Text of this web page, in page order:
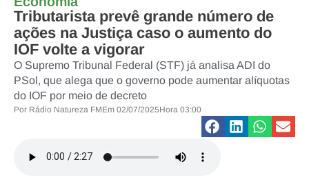
Tributarista prevê grande número de
ações na Justiça caso o aumento do
IOF volte a vigorar
O Supremo Tribunal Federal (STF) já analisa ADI do
PSol, que alega que o governo pode aumentar alíquotas
do IOF por meio de decreto
Por Rádio Natureza FMEm 02/07/2025Hora 03:00